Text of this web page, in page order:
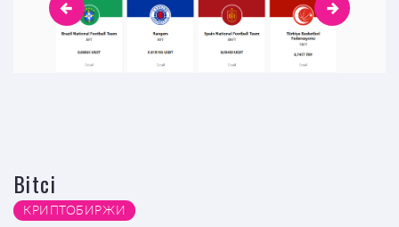
Bitci
КРИПТОБИРЖИ